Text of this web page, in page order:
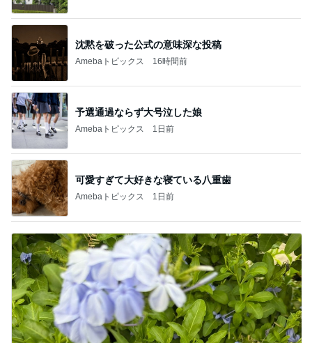
沈黙を破った公式の意味深な投稿
Amebaトピックス 16時間前
予選通過ならず大号泣した娘
Amebaトピックス 1日前
可愛すぎて大好きな寝ている八重歯
Amebaトピックス 1日前